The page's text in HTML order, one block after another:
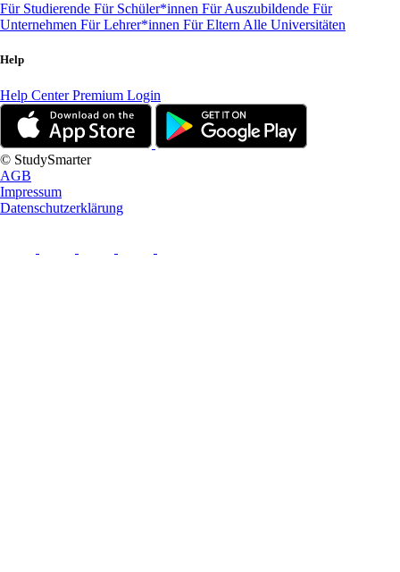
Für Studierende Für Schüler*innen Für Auszubildende Für
Unternehmen Für Lehrer*innen Für Eltern Alle Universitäten
Help
Help CenterPremium Login
© StudySmarter
AGB
Impressum
Datenschutzerklärung